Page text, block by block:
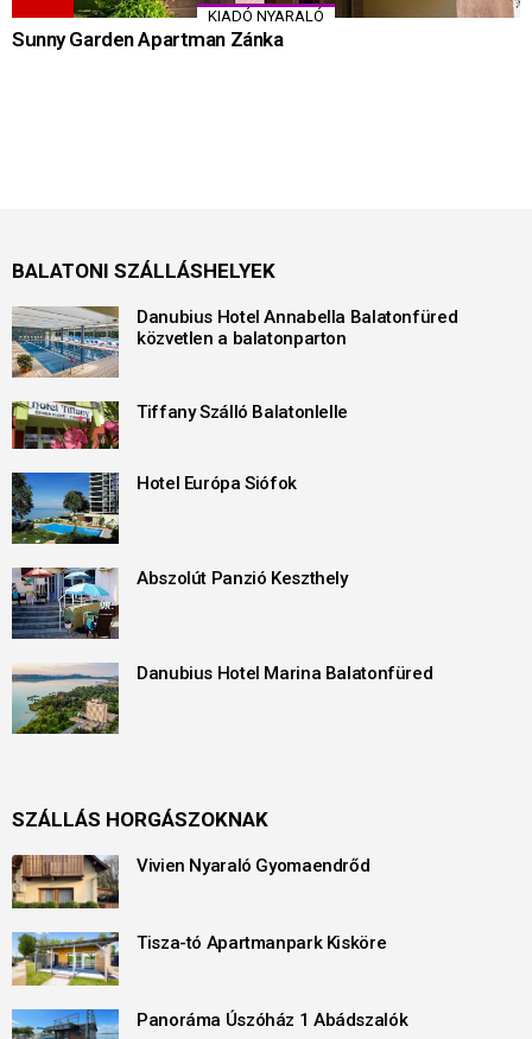
KIADÓ NYARALÓ
Sunny Garden Apartman Zánka
BALATONI SZÁLLÁSHELYEK
Danubius Hotel Annabella Balatonfüred
közvetlen a balatonparton
Tiffany Szálló Balatonlelle
Hotel Európa Siófok
Abszolút Panzió Keszthely
Danubius Hotel Marina Balatonfüred
SZÁLLÁS HORGÁSZOKNAK
Vivien Nyaraló Gyomaendrőd
Tisza-tó Apartmanpark Kisköre
Panoráma Úszóház 1 Abádszalók